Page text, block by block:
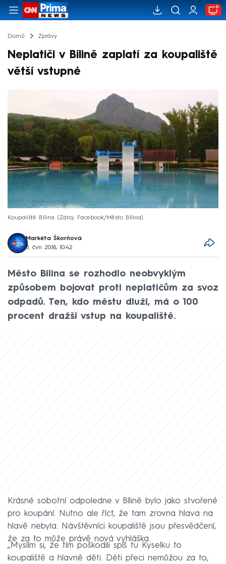
Domů Zprávy
Neplatiči v Bílině zaplatí za koupaliště
větší vstupné
Koupaliště Bílina Zdroj: Facebook/Město Bílina
Markéta Škorňová
3. čvn 2018, 10:42
Město Bílina se rozhodlo neobvyklým
způsobem bojovat proti neplatičům za svoz
odpadů. Ten, kdo městu dluží, má o 100
procent dražší vstup na koupaliště.
Krásné sobotní odpoledne v Bílině bylo jako stvořené
pro koupání. Nutno ale říct, že tam zrovna hlava na
hlavě nebyla. Návštěvníci koupaliště jsou přesvědčení,
že za to může právě nová vyhláška.
„Myslím si, že tím poškodili spíš tu Kyselku to
koupaliště a hlavně děti. Děti přeci nemůžou za to,